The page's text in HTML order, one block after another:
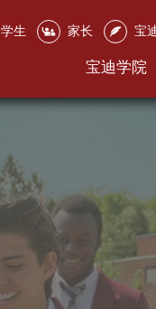
学生 家长 宝
宝迪学院